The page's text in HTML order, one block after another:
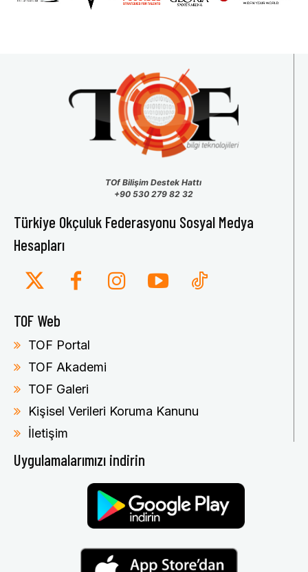
TOf Bilişim Destek Hattı
+90 530 279 82 32
Türkiye Okçuluk Federasyonu Sosyal Medya
Hesapları
TOF Web
TOF Portal
TOF Akademi
TOF Galeri
Kişisel Verileri Koruma Kanunu
İletişim
Uygulamalarımızı indirin